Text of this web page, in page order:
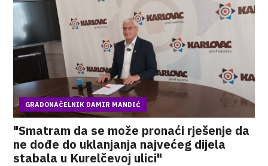
GRADONAČELNIK DAMIR MANDIĆ
"Smatram da se može pronaći rješenje da
ne dođe do uklanjanja najvećeg dijela
stabala u Kurelčevoj ulici"